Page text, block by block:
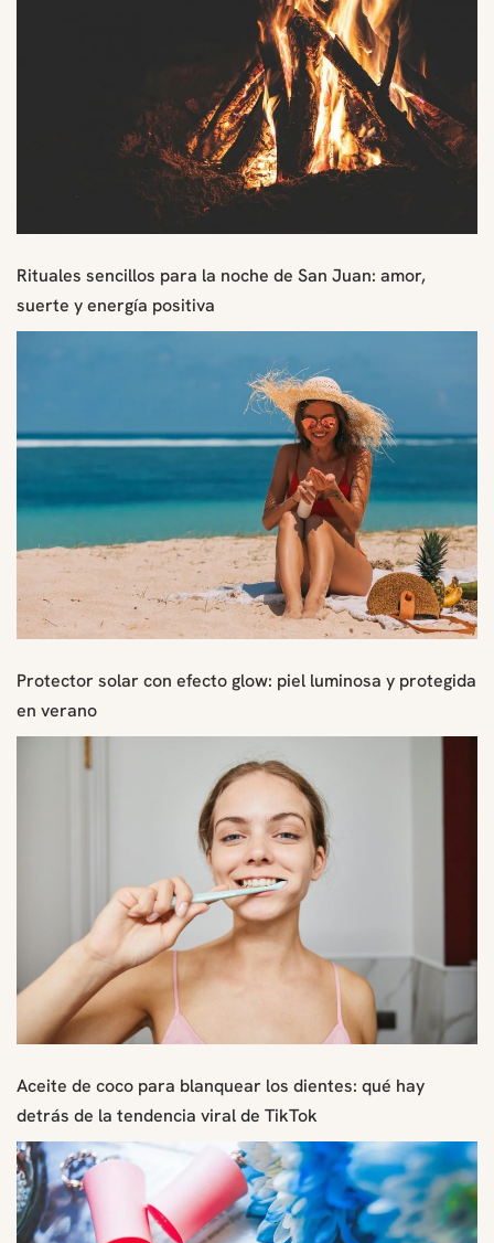
Rituales sencillos para la noche de San Juan: amor,
suerte y energía positiva
Protector solar con efecto glow: piel luminosa y protegida
en verano
Aceite de coco para blanquear los dientes: qué hay
detrás de la tendencia viral de TikTok